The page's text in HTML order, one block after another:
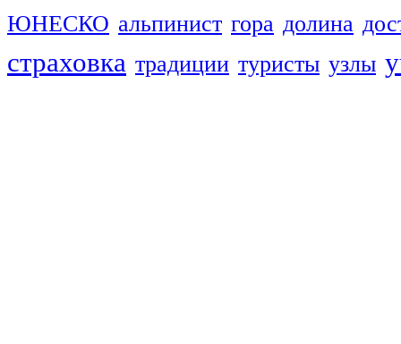
ЮНЕСКО альпинист гора долина
страховка традиции туристы узлы